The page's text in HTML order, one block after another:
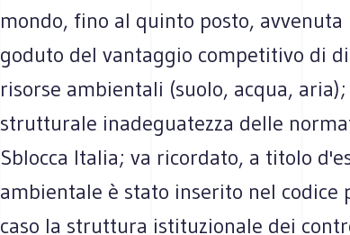
mondo, fino al quinto posto,
goduto del vantaggio competitivo di
risorse ambientali (suolo, acqua,
strutturale inadeguatezza delle
Sblocca Italia; va ricordato, a titolo
ambientale è stato inserito nel codice
caso la struttura istituzionale dei